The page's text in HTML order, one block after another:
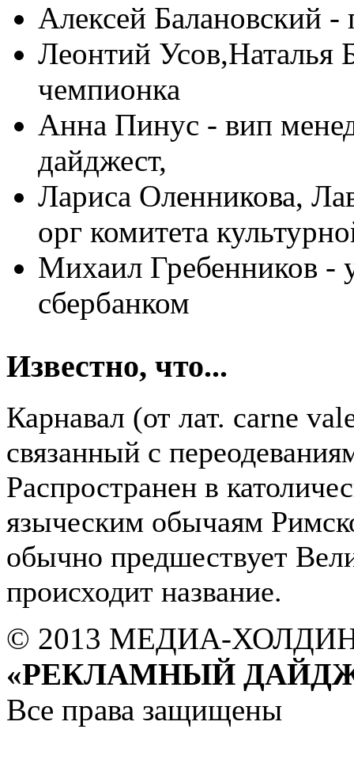
Алексей Балановский
Леонтий Усов,Наталья
чемпионка
Анна Пинус - вип
дайджест,
Лариса Оленникова,
орг комитета
Михаил Гребенников -
сбербанком
Известно, что...
Карнавал (от лат. carne
связанный с
Распространен в
языческим обычаям
обычно предшествует
происходит название.
© 2013 МЕДИА-
«РЕКЛАМНЫЙ
Все права защищены